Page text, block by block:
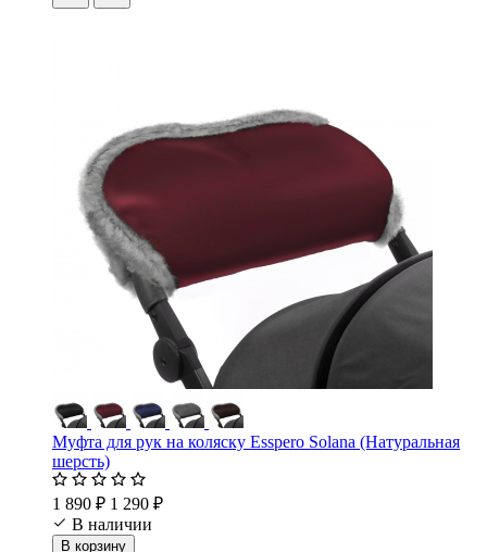
Муфта для рук на коляску Esspero Solana (Натуральная
шерсть)
1 890 ₽ 1 290 ₽
В наличии
В корзину